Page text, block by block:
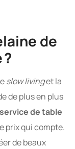
de
slow livinget la
de plus en plus
service de table
prix qui compte.
de beaux